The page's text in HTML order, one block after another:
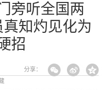
旁听全国两
知灼见化为
招
分享：